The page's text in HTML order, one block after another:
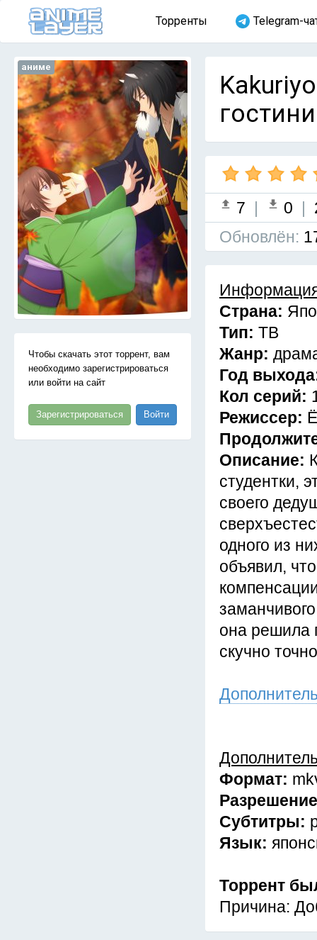
Торренты Telegram-
аниме
Чтобы скачать этот торрент, вам
необходимо зарегистрироваться
или войти на сайт
Зарегистрироваться Войти
7 | 0 |
Обновлён:
Страна:
Тип: ТВ
Жанр:
Год
Кол серий:
Режиссер:
Описание:
студентки,
своего
одного из
объявил,
она решила
скучно
Формат:
Субтитры:
Язык:
Торрент
Причина: